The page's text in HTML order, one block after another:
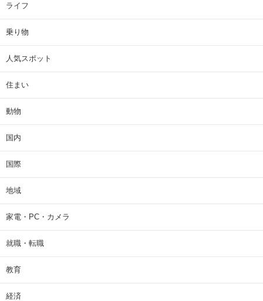
ライフ
乗り物
人気スポット
住まい
動物
国内
国際
地域
家電・PC・カメラ
就職・転職
教育
経済